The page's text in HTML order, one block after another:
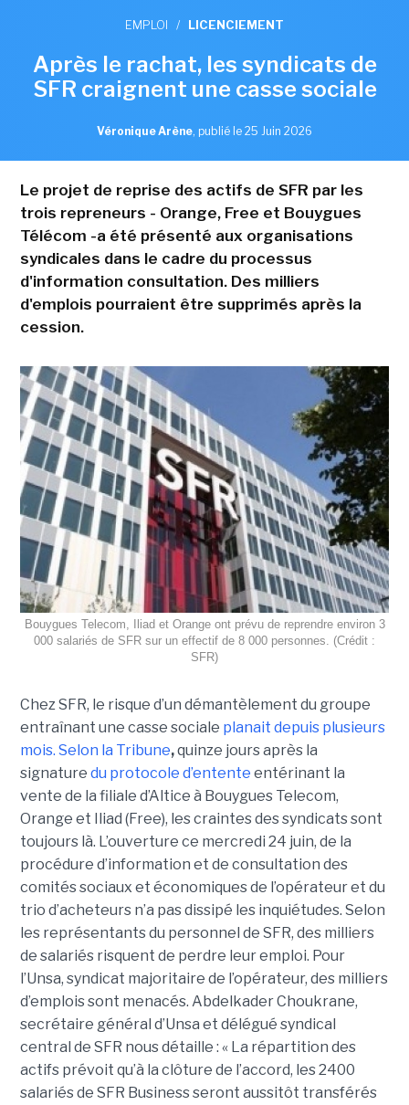
EMPLOI / LICENCIEMENT
Après le rachat, les syndicats de
SFR craignent une casse sociale
Véronique Arène, publié le 25 Juin 2026
Le projet de reprise des actifs de SFR par les
trois repreneurs - Orange, Free et Bouygues
Télécom -a été présenté aux organisations
syndicales dans le cadre du processus
d'information consultation. Des milliers
d'emplois pourraient être supprimés après la
cession.
Bouygues Telecom, Iliad et Orange ont prévu de reprendre environ 3
000 salariés de SFR sur un effectif de 8 000 personnes. (Crédit :
SFR)
Chez SFR, le risque d’un démantèlement du groupe
entraînant une casse sociale planait depuis plusieurs
mois. Selon la Tribune,quinze jours après la
signature du protocole d’entente entérinant la
vente de la filiale d’Altice à Bouygues Telecom,
Orange et Iliad (Free), les craintes des syndicats sont
toujours là. L’ouverture ce mercredi 24 juin, de la
procédure d’information et de consultation des
comités sociaux et économiques de l’opérateur et du
trio d’acheteurs n’a pas dissipé les inquiétudes. Selon
les représentants du personnel de SFR, des milliers
de salariés risquent de perdre leur emploi. Pour
l’Unsa, syndicat majoritaire de l’opérateur, des milliers
d’emplois sont menacés. Abdelkader Choukrane,
secrétaire général d’Unsa et délégué syndical
central de SFR nous détaille : « La répartition des
actifs prévoit qu’à la clôture de l’accord, les 2400
salariés de SFR Business seront aussitôt transférés